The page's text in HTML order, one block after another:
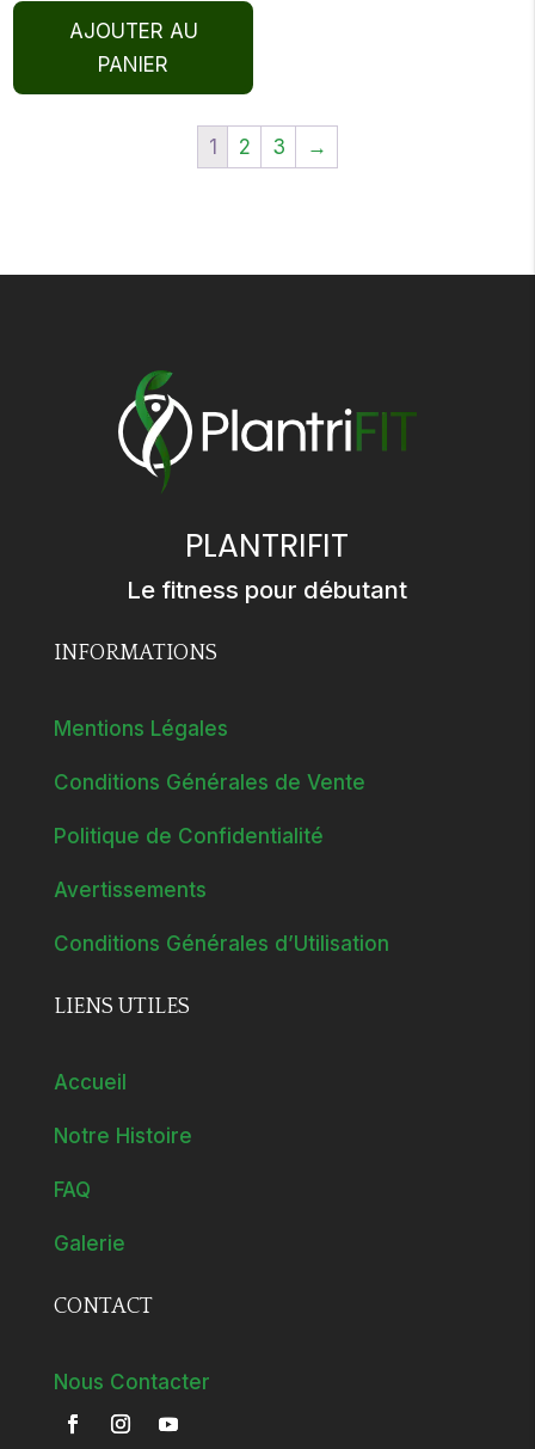
AJOUTER AU
PANIER
1 2 3 →
PLANTRIFIT
Le fitness pour débutant
INFORMATIONS
Mentions Légales
Conditions Générales de Vente
Politique de Confidentialité
Avertissements
Conditions Générales d’Utilisation
LIENS UTILES
Accueil
Notre Histoire
FAQ
Galerie
CONTACT
Nous Contacter